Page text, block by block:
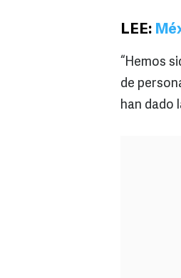
LEE:
“Hemos
de
han dado